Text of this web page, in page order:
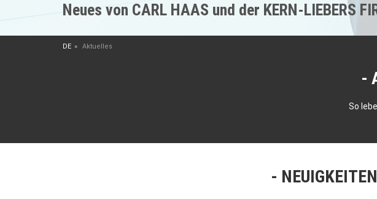
Neues von CARL HAAS und der KERN-LIEBERS
DE Aktuelles
So